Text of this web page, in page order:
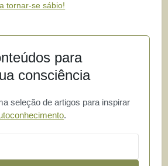
tornar-se sábio!
para
consciência
seleção de artigos para inspirar
.